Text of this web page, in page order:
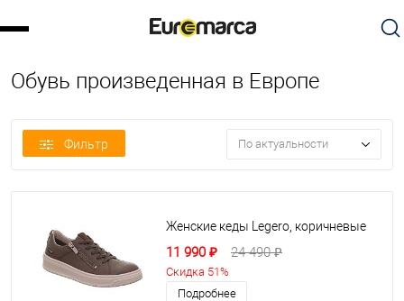
Обувь произведенная в Европе
Фильтр По актуальности
Женские кеды Legero, коричневые
11 990 ₽ 24 490 ₽
Скидка 51%
Подробнее